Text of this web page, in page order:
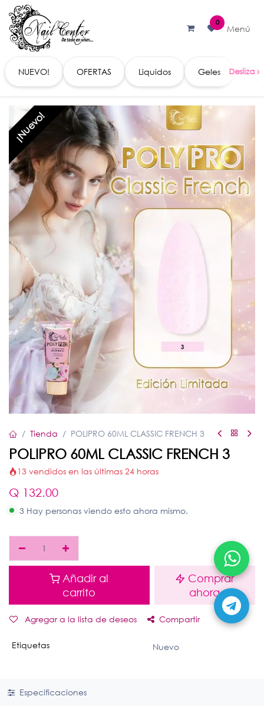
Ir al contenido
0
Menú
NUEVO! OFERTAS Liquidos Geles
¡Nuevo!
Tienda POLIPRO 60ML CLASSIC FRENCH 3
POLIPRO 60ML CLASSIC FRENCH 3
13 vendidos en las últimas 24 horas
Q 132.00
3 Hay personas viendo esto ahora mismo.
Añadir al
carrito
Comprar
ahora
Agregar a la lista de deseos Compartir
Etiquetas Nuevo
Especificaciones